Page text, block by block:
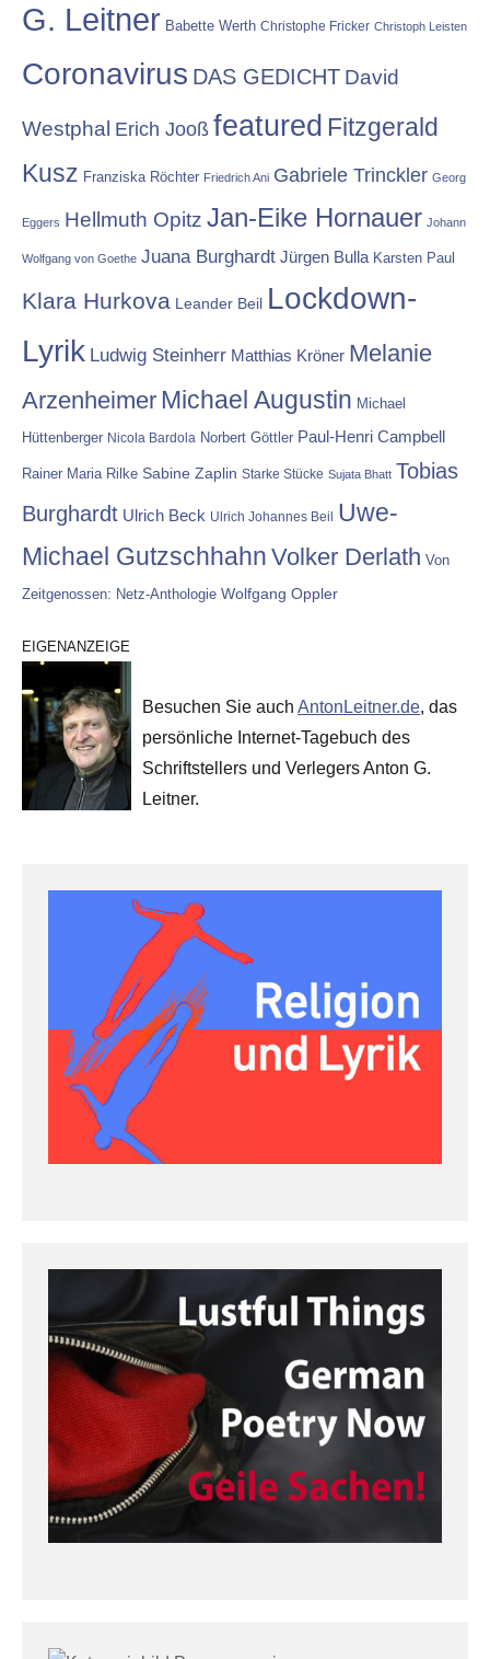
G. Leitner Babette Werth Christophe Fricker Christoph Leisten
Coronavirus DAS GEDICHT David
Westphal Erich Jooß featured Fitzgerald
Kusz Franziska Röchter Friedrich Ani Gabriele Trinckler Georg
Eggers Hellmuth Opitz Jan-Eike Hornauer Johann
Wolfgang von Goethe Juana Burghardt Jürgen Bulla Karsten Paul
Klara Hurkova Leander Beil Lockdown-
Lyrik Ludwig Steinherr Matthias Kröner Melanie
Arzenheimer Michael Augustin Michael
Hüttenberger Nicola Bardola Norbert Göttler Paul-Henri Campbell
Rainer Maria Rilke Sabine Zaplin Starke Stücke Sujata Bhatt Tobias
Burghardt Ulrich Beck Ulrich Johannes Beil
Uwe-
Michael Gutzschhahn Volker Derlath Von
Zeitgenossen: Netz-Anthologie Wolfgang Oppler
EIGENANZEIGE
Besuchen Sie auch AntonLeitner.de, das
persönliche Internet-Tagebuch des
Schriftstellers und Verlegers Anton G.
Leitner.